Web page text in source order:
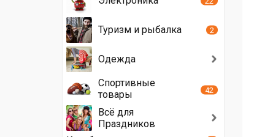
Туризм и рыбалка 2
Одежда
Спортивные
товары
42
Всё для
Праздников